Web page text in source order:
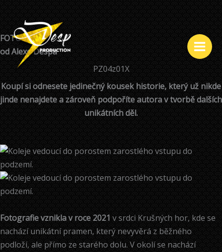
obsah
Main
FOTOBRAZ
od Alexe Despa
PZ04z01X
Koupí si odnesete jedinečný kousek historie, který už nikde
jinde nenajdete a zároveň podpoříte autora v tvorbě dalších
unikátních děl.
Fotografie vznikla v roce 2021 v srdci Krušných hor, kde se
nachází unikátní pramen, který nevyvěrá z běžného
podloží, ale přímo ze starého dolu. V okolí se nachází